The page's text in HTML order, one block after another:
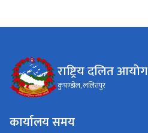
राष्ट्रिय दलित आयोग
कुपण्डोल, ललितपुर
कार्यालय समय